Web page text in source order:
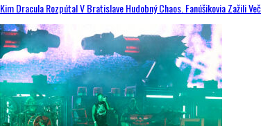
Kim Dracula Rozpútal V Bratislave Hudobný Chaos. Fanúšikovia Zažili